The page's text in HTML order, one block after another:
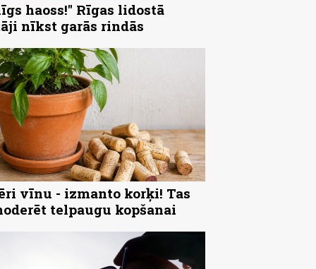
haoss!" Rīgas lidostā
nīkst garās rindās
vīnu - izmanto korķi! Tas
telpaugu kopšanai